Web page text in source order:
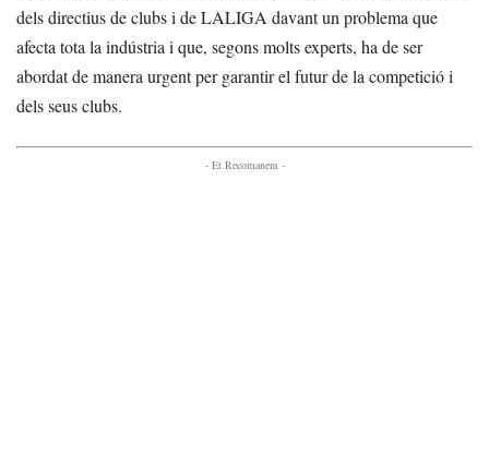
dels directius de clubs i de LALIGA davant un problema que
afecta tota la indústria i que, segons molts experts, ha de ser
abordat de manera urgent per garantir el futur de la competició i
dels seus clubs.
- Et Recomanem -